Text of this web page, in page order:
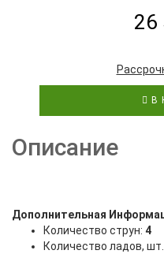
26
В
Описание
Дополнительная
Количество струн: 4
Количество ладов,